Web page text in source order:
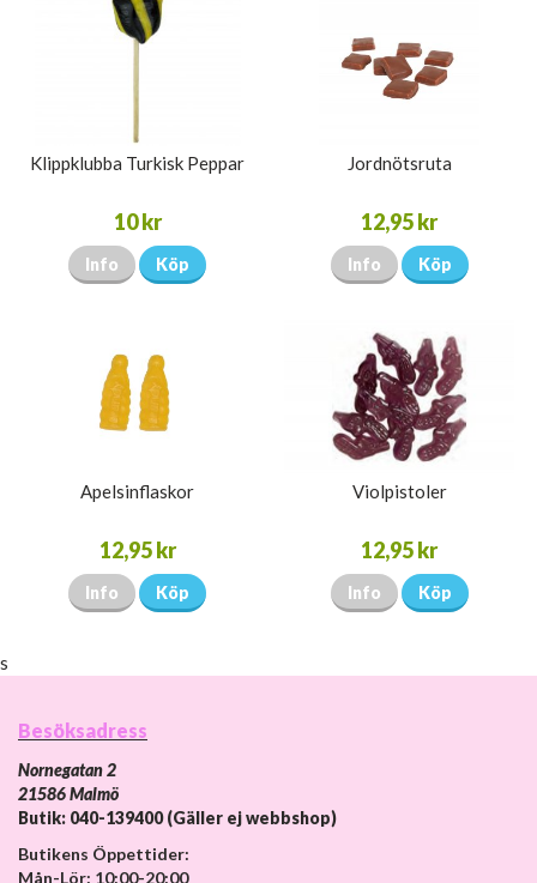
Klippklubba Turkisk Peppar
10 kr
Info Köp
Jordnötsruta
12,95 kr
Info Köp
Apelsinflaskor
12,95 kr
Info Köp
Violpistoler
12,95 kr
Info Köp
s
Besöksadress
Nornegatan 2
21586 Malmö
Butik: 040-139400 (Gäller ej webbshop)
Butikens Öppettider:
Mån-Lör: 10:00-20:00